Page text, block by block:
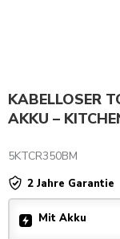
KABELLOSER
AKKU –
5KTCR350BM
2 Jahre Garantie
Mit Akku